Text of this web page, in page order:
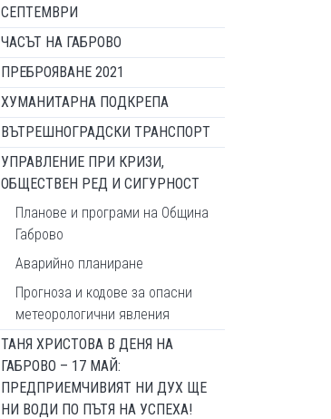
СЕПТЕМВРИ
ЧАСЪТ НА ГАБРОВО
ПРЕБРОЯВАНЕ 2021
ХУМАНИТАРНА ПОДКРЕПА
ВЪТРЕШНОГРАДСКИ ТРАНСПОРТ
УПРАВЛЕНИЕ ПРИ КРИЗИ,
ОБЩЕСТВЕН РЕД И СИГУРНОСТ
Планове и програми на Община
Габрово
Аварийно планиране
Прогноза и кодове за опасни
метеорологични явления
ТАНЯ ХРИСТОВА В ДЕНЯ НА
ГАБРОВО – 17 МАЙ:
ПРЕДПРИЕМЧИВИЯТ НИ ДУХ ЩЕ
НИ ВОДИ ПО ПЪТЯ НА УСПЕХА!